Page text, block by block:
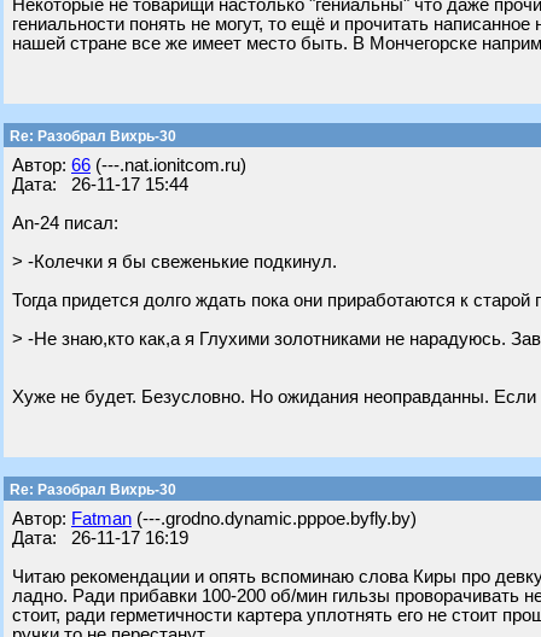
Некоторые не товарищи настолько "гениальны" что даже
гениальности понять не могут, то ещё и прочитать
нашей стране все же имеет место быть. В Мончегорске
Re: Разобрал Вихрь-30
Автор: 66 (---.nat.ionitcom.ru)
Дата: 26-11-17 15:44
An-24 писал:
> -Колечки я бы свеженькие подкинул.
Тогда придется долго ждать пока они приработаются к старой
> -Не знаю,кто как,а я Глухими золотниками не нарадуюсь.
Хуже не будет. Безусловно. Но ожидания неоправданны. Если
Re: Разобрал Вихрь-30
Автор: Fatman (---.grodno.dynamic.pppoe.byfly.by)
Дата: 26-11-17 16:19
Читаю рекомендации и опять вспоминаю слова Киры про
ладно. Ради прибавки 100-200 об/мин гильзы проворачивать
стоит, ради герметичности картера уплотнять его не стоит